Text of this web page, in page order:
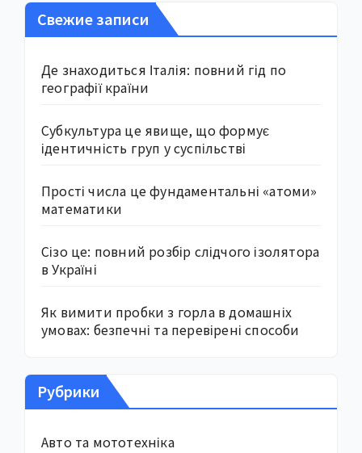
Свежие записи
Де знаходиться Італія: повний гід по
географії країни
Субкультура це явище, що формує
ідентичність груп у суспільстві
Прості числа це фундаментальні «атоми»
математики
Сізо це: повний розбір слідчого ізолятора
в Україні
Як вимити пробки з горла в домашніх
умовах: безпечні та перевірені способи
Рубрики
Авто та мототехніка